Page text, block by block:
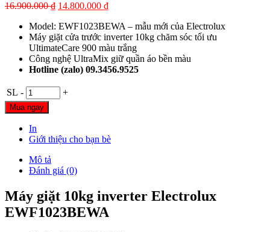
16.900.000₫ 14.800.000 ₫
Model: EWF1023BEWA – mẫu mới của Electrolux
Máy giặt cửa trước inverter 10kg chăm sóc tối ưu
UltimateCare 900 màu trắng
Công nghệ UltraMix giữ quần áo bền màu
Hotline (zalo) 09.3456.9525
SL - +
Mua ngay
In
Giới thiệu cho bạn bè
Mô tả
Đánh giá (0)
Máy giặt 10kg inverter Electrolux
EWF1023BEWA